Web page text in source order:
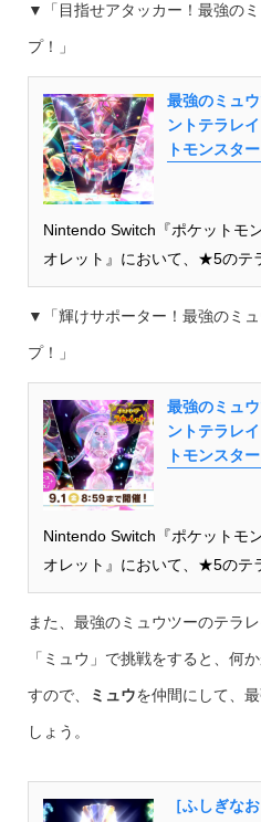
▼「目指せアタッカー！最強の
プ！」
最強のミュ
ントテラレ
トモンスタ
Nintendo Switch『ポケットモ
オレット』において、★5のテ
▼「輝けサポーター！最強のミ
プ！」
最強のミュ
ントテラレ
トモンスタ
Nintendo Switch『ポケットモ
オレット』において、★5のテ
また、最強のミュウツーのテラ
「ミュウ」で挑戦をすると、何
すので、 ミュウを仲間にして、
しょう。
［ふしぎな